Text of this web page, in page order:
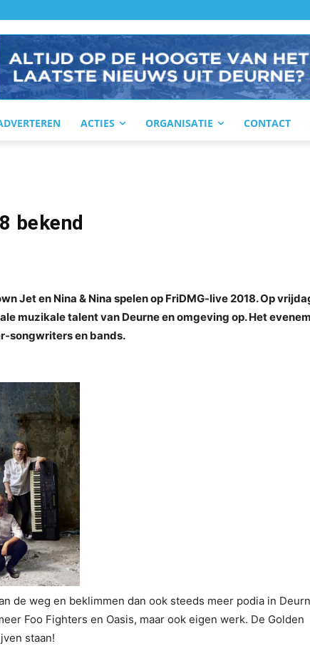
ACTIES ORGANISATIE CONTACT
bekend
Jet en Nina & Nina spelen op FriDMG-live 2018. Op
muzikale talent van Deurne en omgeving op. Het
songwriters en bands.
de weg en beklimmen dan ook steeds meer podia in
Foo Fighters en Oasis, maar ook eigen werk. De Golden
staan!